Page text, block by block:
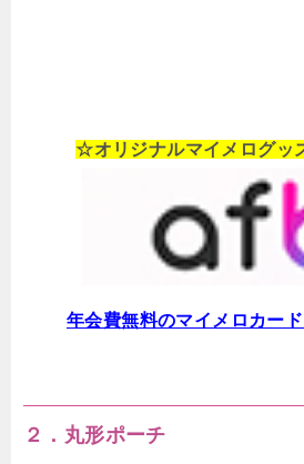
☆オリジナルマイメログッ
年会費無料のマイメロカー
２．丸形ポーチ